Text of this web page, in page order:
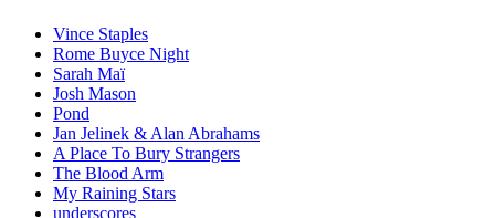
Vince Staples
Rome Buyce Night
Sarah Maï
Josh Mason
Pond
Jan Jelinek & Alan Abrahams
A Place To Bury Strangers
The Blood Arm
My Raining Stars
underscores